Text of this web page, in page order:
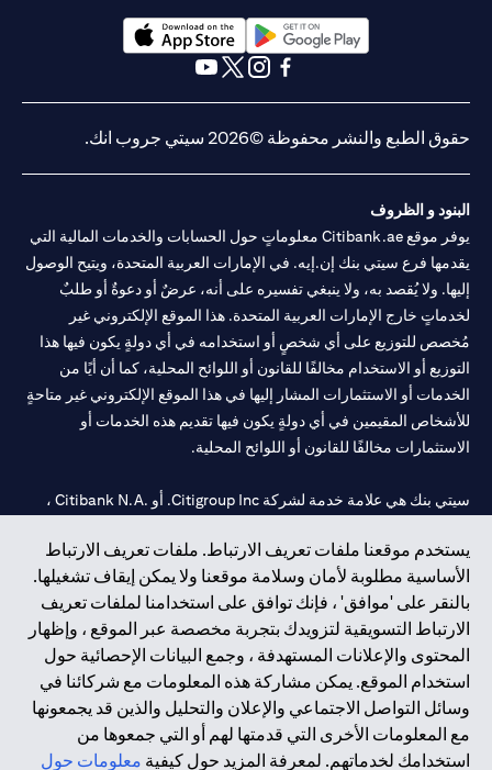
يستخدم موقعنا ملفات تعريف الارتباط. ملفات تعريف الارتباط
الأساسية مطلوبة لأمان وسلامة موقعنا ولا يمكن إيقاف تشغيلها.
بالنقر على 'موافق' ، فإنك توافق على استخدامنا لملفات تعريف
الارتباط التسويقية لتزويدك بتجربة مخصصة عبر الموقع ، وإظهار
المحتوى والإعلانات المستهدفة ، وجمع البيانات الإحصائية حول
استخدام الموقع. يمكن مشاركة هذه المعلومات مع شركائنا في
وسائل التواصل الاجتماعي والإعلان والتحليل والذين قد يجمعونها
مع المعلومات الأخرى التي قدمتها لهم أو التي جمعوها من
استخدامك لخدماتهم. لمعرفة المزيد حول كيفية معلومات حول
(opens in a new tab)
حقوق الطبع والنشر محفوظة ©2026 سيتي جروب انك.
البنود و الظروف
يوفر موقع Citibank.ae معلوماتٍ حول الحسابات والخدمات المالية التي
يقدمها فرع سيتي بنك إن.إيه. في الإمارات العربية المتحدة، ويتيح الوصول
إليها. ولا يُقصد به، ولا ينبغي تفسيره على أنه، عرضٌ أو دعوةٌ أو طلبٌ
لخدماتٍ خارج الإمارات العربية المتحدة. هذا الموقع الإلكتروني غير
مُخصص للتوزيع على أي شخصٍ أو استخدامه في أي دولةٍ يكون فيها هذا
التوزيع أو الاستخدام مخالفًا للقانون أو اللوائح المحلية، كما أن أيًا من
الخدمات أو الاستثمارات المشار إليها في هذا الموقع الإلكتروني غير متاحةٍ
للأشخاص المقيمين في أي دولةٍ يكون فيها تقديم هذه الخدمات أو
الاستثمارات مخالفًا للقانون أو اللوائح المحلية.
سيتي بنك هي علامة خدمة لشركة Citigroup Inc. أو .Citibank N.A ،
سيتي بنك إن. إيه. الإمارات مسجل لدى مصرف الإمارات المركزي تحت
أرقام التراخيص 202563 لفرع الوصل في دبي، 531989 لفرع مول
الإمارات في دبي، وCN-1002019لفرع أبوظبي. هاتف: 4000 311 04.
فرع سيتي بنك إن إيه - الإمارات العربية المتحدة مرخص من مصرف
الإمارات العربية المتحدة المركزي كفرع لبنك أجنبي.
سيتي بنك إن إيه الإمارات العربية المتحدة مرخص من هيئة الأوراق المالية
والسلع في الإمارات العربية المتحدة ("SCA") للقيام بالنشاط المالي لـ أ)
الاستشارات المالية والتعريف والترويج بموجب ترخيص رقم